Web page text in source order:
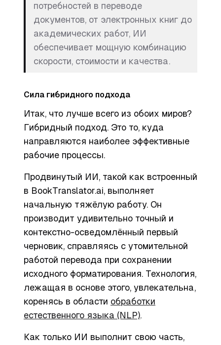
потребностей в переводе
документов, от электронных книг до
академических работ, ИИ
обеспечивает мощную комбинацию
скорости, стоимости и качества.
Сила гибридного подхода
Итак, что лучше всего из обоих миров?
Гибридный подход. Это то, куда
направляются наиболее эффективные
рабочие процессы.
Продвинутый ИИ, такой как встроенный
в BookTranslator.ai, выполняет
начальную тяжёлую работу. Он
производит удивительно точный и
контекстно-осведомлённый первый
черновик, справляясь с утомительной
работой перевода при сохранении
исходного форматирования. Технология,
лежащая в основе этого, увлекательна,
коренясь в области обработки
естественного языка (NLP).
Как только ИИ выполнит свою часть,